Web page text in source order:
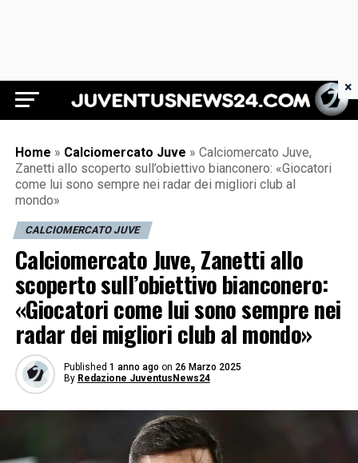
Juventus News 24
Home » Calciomercato Juve » Calciomercato Juve,
Zanetti allo scoperto sull’obiettivo bianconero: «Giocatori
come lui sono sempre nei radar dei migliori club al
mondo»
CALCIOMERCATO JUVE
Calciomercato Juve, Zanetti allo
scoperto sull’obiettivo bianconero:
«Giocatori come lui sono sempre nei
radar dei migliori club al mondo»
Published 1 anno ago on 26 Marzo 2025
By Redazione JuventusNews24
×